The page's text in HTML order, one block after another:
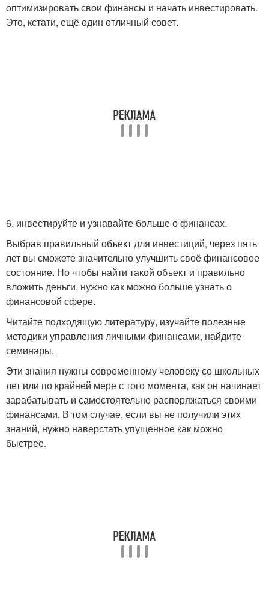
оптимизировать свои финансы и начать инвестировать.
Это, кстати, ещё один отличный совет.
6. инвестируйте и узнавайте больше о финансах.
Выбрав правильный объект для инвестиций, через пять
лет вы сможете значительно улучшить своё финансовое
состояние. Но чтобы найти такой объект и правильно
вложить деньги, нужно как можно больше узнать о
финансовой сфере.
Читайте подходящую литературу, изучайте полезные
методики управления личными финансами, найдите
семинары.
Эти знания нужны современному человеку со школьных
лет или по крайней мере с того момента, как он начинает
зарабатывать и самостоятельно распоряжаться своими
финансами. В том случае, если вы не получили этих
знаний, нужно наверстать упущенное как можно
быстрее.